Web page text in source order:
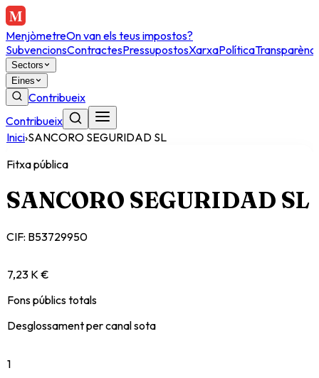
MenjòmetreOn van els teus impostos?
SubvencionsContractesPressupostosXarxaPolítica
Sectors
Eines
Contribueix
Contribueix
Inici›SANCORO SEGURIDAD SL
Fitxa pública
SANCORO SEGURIDAD SL
CIF: B53729950
7,23 K €
Fons públics totals
Desglossament per canal sota
1